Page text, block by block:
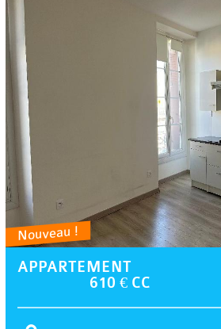
Nouveau !
APPARTEMENT
610 € CC